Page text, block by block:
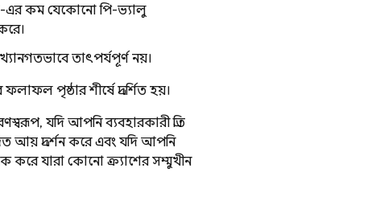
এর কম যেকোনো পি-ভ্যালু
তাৎপর্যপূর্ণ নয়।
পৃষ্ঠার শীর্ষে প্রদর্শিত হয়।
যদি আপনি ব্যবহারকারী প্রতি
আয় প্রদর্শন করে এবং যদি আপনি
করে যারা কোনো ক্র্যাশের সম্মুখীন